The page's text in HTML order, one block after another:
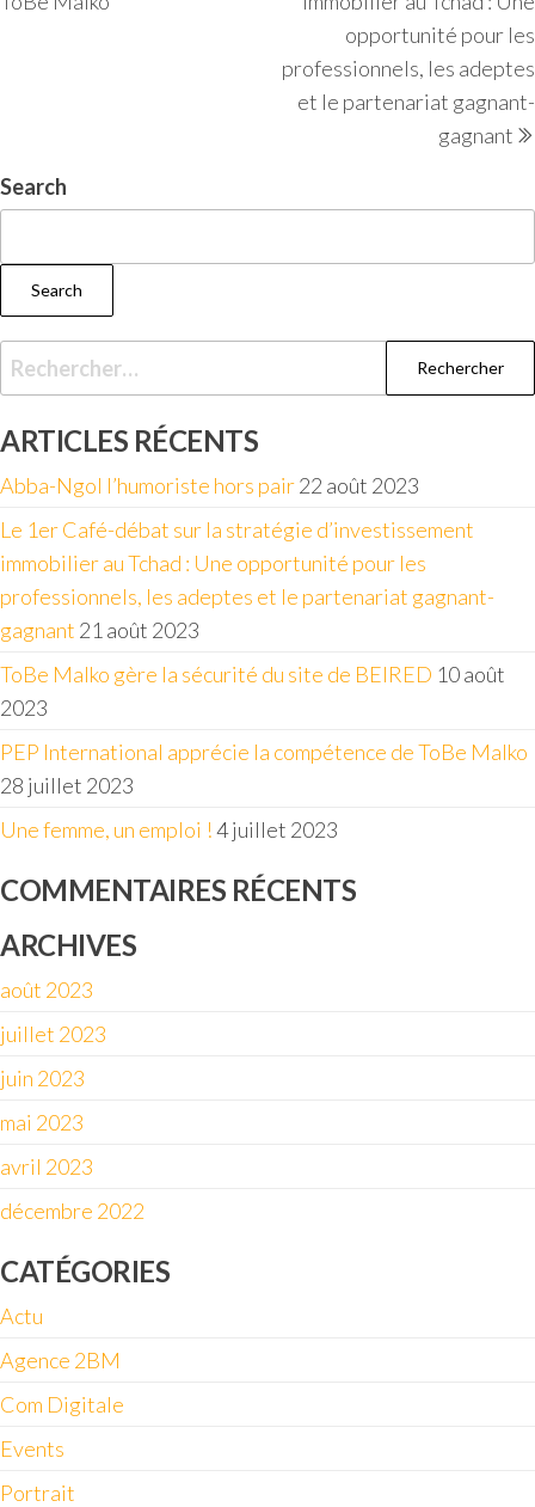
opportunité pour les
professionnels, les adeptes
et le partenariat gagnant-
gagnant
Search
Search
ARTICLES RÉCENTS
Abba-Ngol l’humoriste hors pair22 août 2023
Le 1er Café-débat sur la stratégie d’investissement
immobilier au Tchad : Une opportunité pour les
professionnels, les adeptes et le partenariat gagnant-
gagnant 21 août 2023
ToBe Malko gère la sécurité du site de BEIRED 10 août
2023
PEP International apprécie la compétence de ToBe Malko
28 juillet 2023
Une femme, un emploi !4 juillet 2023
COMMENTAIRES RÉCENTS
ARCHIVES
août 2023
juillet 2023
juin 2023
mai 2023
avril 2023
décembre 2022
CATÉGORIES
Actu
Agence 2BM
Com Digitale
Events
Portrait